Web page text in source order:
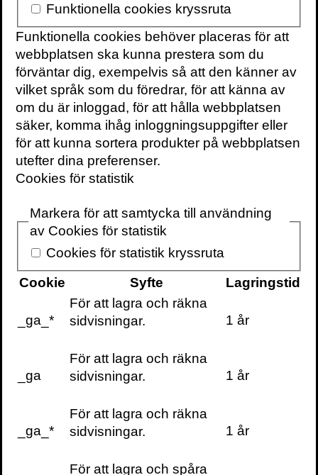
VILL DU FÅ VÅRT
NYHETSBREV?
Information om
böcker,
föreläsningar och
evenemang
levereras ungefär
en gång i veckan
KONTAKTA OSS
Volante
Stora Nygatan 7
SE-111 27 Stockholm
Sweden
info@volante.se
Fler kontaktuppgifter
Cookieinställningar
Funktionella cookies kryssruta
Funktionella cookies behöver placeras för att
webbplatsen ska kunna prestera som du
förväntar dig, exempelvis så att den känner av
vilket språk som du föredrar, för att känna av
om du är inloggad, för att hålla webbplatsen
säker, komma ihåg inloggningsuppgifter eller
för att kunna sortera produkter på webbplatsen
utefter dina preferenser.
Cookies för statistik
Markera för att samtycka till användning
av Cookies för statistik
Cookies för statistik kryssruta
Cookie
Syfte Lagringstid
_ga_*
För att lagra och räkna
sidvisningar.
1 år
_ga
För att lagra och räkna
sidvisningar.
1 år
_ga_*
För att lagra och räkna
sidvisningar.
1 år
För att lagra och spåra